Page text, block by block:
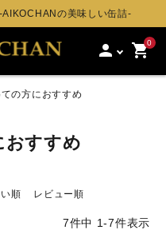
の美味しい缶詰-
person 0
shopping_cart
の方におすすめ
おすすめ
順 レビュー順
7件中 1-7件表示